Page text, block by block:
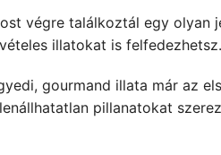
végre találkoztál egy olyan
illatokat is
gourmand illata már az
pillanatokat